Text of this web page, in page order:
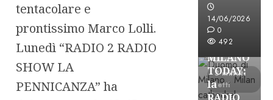
tentacolare e
prontissimo Marco Lolli.
Lunedì “RADIO 2 RADIO
SHOW LA
PENNICANZA” ha
14/06/2026
0
492
3 minuti
letti
FREE
ASTORRI
a
MILANO
TODAY:
la